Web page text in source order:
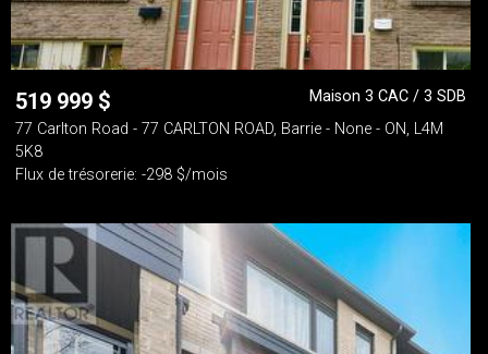
519 999 $
Maison 3 CAC / 3 SDB
77 Carlton Road - 77 CARLTON ROAD, Barrie - None - ON, L4M
5K8
Flux de trésorerie: -298 $/mois